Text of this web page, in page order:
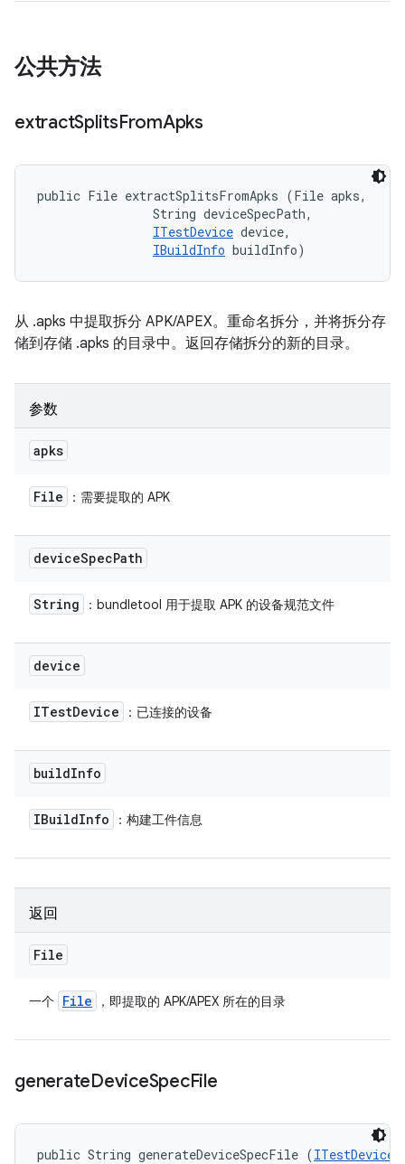
公共方法
extractSplitsFromApks
public File extractSplitsFromApks (File apks,
                String deviceSpecPath,
ITestDevice device,
IBuildInfo buildInfo)
从 .apks 中提取拆分 APK/APEX。重命名拆分，并将拆分存
储到存储 .apks 的目录中。返回存储拆分的新的目录。
参数
apks
File ：需要提取的 APK
deviceSpecPath
String ：bundletool 用于提取 APK 的设备规范文件
device
ITestDevice ：已连接的设备
buildInfo
IBuildInfo ：构建工件信息
返回
File
一个 File ，即提取的 APK/APEX 所在的目录
generateDeviceSpecFile
public String generateDeviceSpecFile (ITestDevice